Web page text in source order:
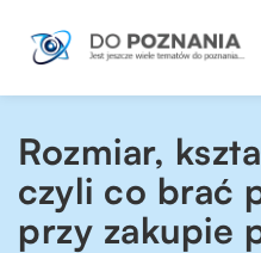
Rozmiar,
czyli co brać
przy zakupie